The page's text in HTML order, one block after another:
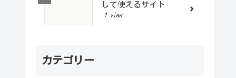
して使えるサイト
1 view
カテゴリー